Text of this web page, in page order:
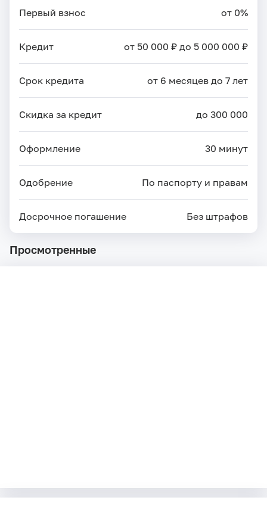
Первый взнос от 0%
Кредит от 50 000 ₽ до 5 000 000 ₽
Срок кредита от 6 месяцев до 7 лет
Скидка за кредит до 300 000
Оформление 30 минут
Одобрение По паспорту и правам
Досрочное погашение Без штрафов
Просмотренные